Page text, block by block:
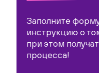
Заполните
инструкцию о
при этом
процесса!